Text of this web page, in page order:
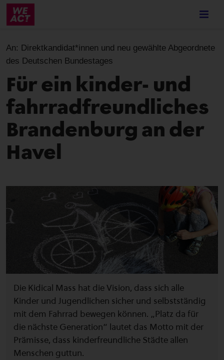
Skip
content
An: Direktkandidat*innen und neu gewählte Abgeordnete
des Deutschen Bundestages
Für ein kinder- und
fahrradfreundliches
Brandenburg an der
Havel
Die Kidical Mass hat die Vision, dass sich alle
Kinder und Jugendlichen sicher und selbstständig
mit dem Fahrrad bewegen können. „Platz da für
die nächste Generation“ lautet das Motto mit der
Prämisse, dass kinderfreundliche Städte allen
Menschen guttun.